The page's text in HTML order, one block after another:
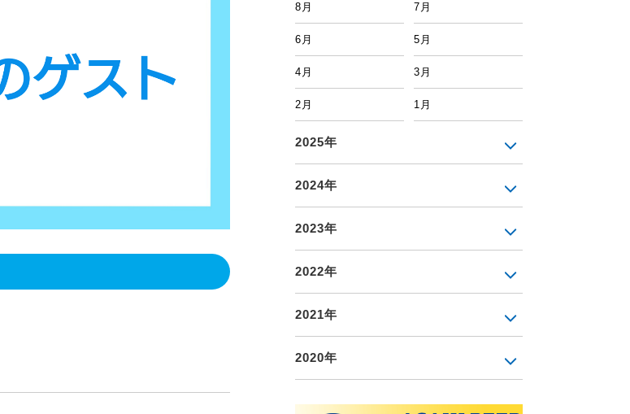
8月 7月
6月 5月
4月 3月
2月 1月
2025年
2024年
2023年
2022年
2021年
2020年